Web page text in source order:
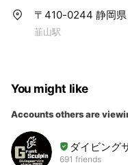
〒410-0244 静岡
韮山駅
You might like
Accounts others are
ダイビング
691 friends